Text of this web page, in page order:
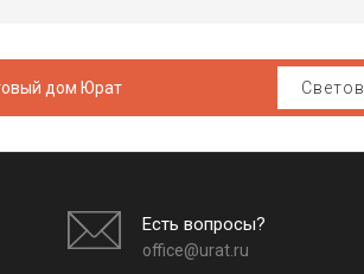
дом Юрат
Есть вопросы?
office@urat.ru